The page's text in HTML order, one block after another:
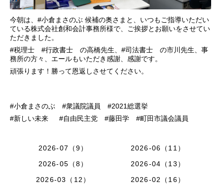
今朝は、#小倉まさのぶ 候補の奥さまと、いつもご指導いただい
ている株式会社創和会計事務所様で、ご挨拶とお願いをさせてい
ただきました。
#税理士 #行政書士 の高橋先生、#司法書士 の市川先生、事
務所の方々、エールもいただき感謝、感謝です。
頑張ります！勝って恩返しさせてください。
#小倉まさのぶ #衆議院議員 #2021総選挙
#新しい未来 #自由民主党 #藤田学 #町田市議会議員
2026-07（9）
2026-06（11）
2026-05（8）
2026-04（13）
2026-03（12）
2026-02（16）